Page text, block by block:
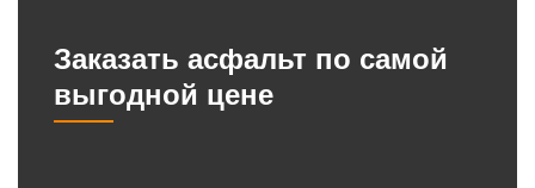
Заказать асфальт по самой
выгодной цене